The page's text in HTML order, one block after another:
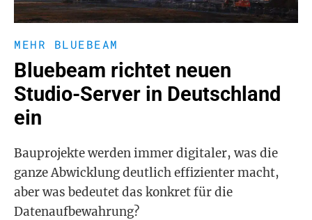
MEHR BLUEBEAM
Bluebeam richtet neuen
Studio-Server in Deutschland
ein
Bauprojekte werden immer digitaler, was die
ganze Abwicklung deutlich effizienter macht,
aber was bedeutet das konkret für die
Datenaufbewahrung?